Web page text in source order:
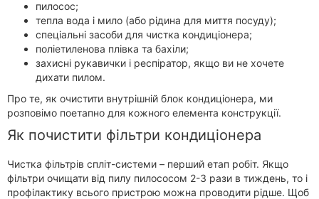
пилосос;
тепла вода і мило (або рідина для миття посуду);
спеціальні засоби для чистка кондиціонера;
поліетиленова плівка та бахіли;
захисні рукавички і респіратор, якщо ви не хочете
дихати пилом.
Про те, як очистити внутрішній блок кондиціонера, ми
розповімо поетапно для кожного елемента конструкції.
Як почистити фільтри кондиціонера
Чистка фільтрів спліт-системи – перший етап робіт. Якщо
фільтри очищати від пилу пилососом 2-3 рази в тиждень, то і
профілактику всього пристрою можна проводити рідше. Щоб